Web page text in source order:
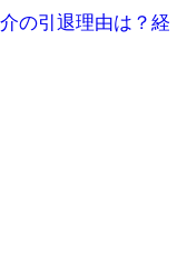
の引退理由は？経